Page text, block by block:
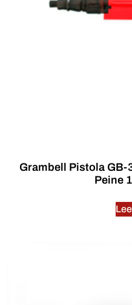
Grambell Pistola GB-
Peine